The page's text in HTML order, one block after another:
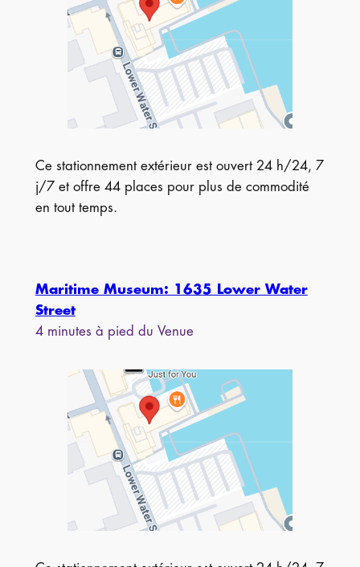
Ce stationnement extérieur est ouvert 24 h/24, 7
j/7 et offre 44 places pour plus de commodité
en tout temps.
Maritime Museum: 1635 Lower Water
Street
4 minutes à pied du Venue